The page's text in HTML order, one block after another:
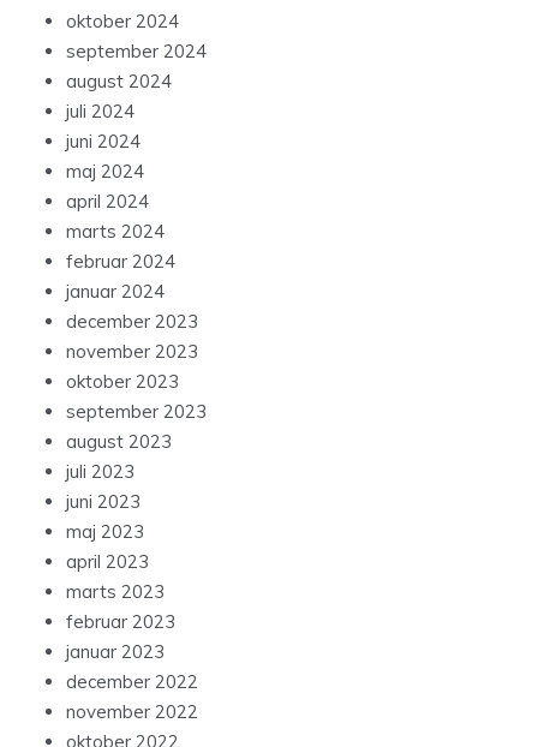
oktober 2024
september 2024
august 2024
juli 2024
juni 2024
maj 2024
april 2024
marts 2024
februar 2024
januar 2024
december 2023
november 2023
oktober 2023
september 2023
august 2023
juli 2023
juni 2023
maj 2023
april 2023
marts 2023
februar 2023
januar 2023
december 2022
november 2022
oktober 2022